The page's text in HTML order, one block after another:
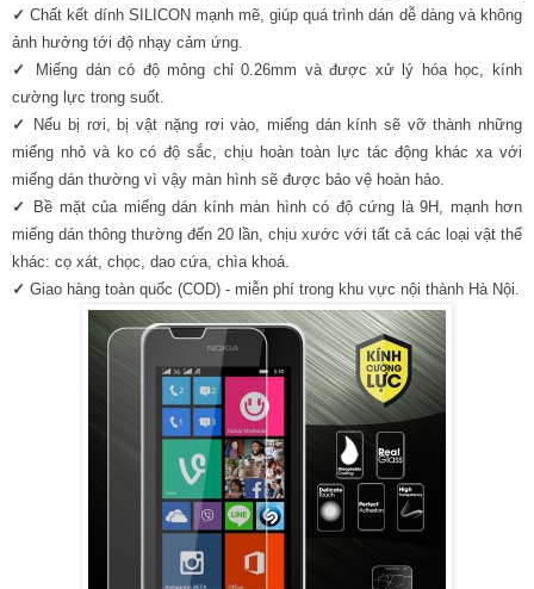
✓Chất kết dính SILICON mạnh mẽ, giúp quá trình dán dễ dàng và không
ảnh hưởng tới độ nhạy cảm ứng.
✓
Miếng dán có độ mỏng chỉ 0.26mm và được xử lý hóa học, kính
cường lực trong suốt.
✓
Nếu bị rơi, bị vật nặng rơi vào, miếng dán kính sẽ vỡ thành những
miếng nhỏ và ko có độ sắc, chịu hoàn toàn lực tác động khác xa với
miếng dán thường vì vậy màn hình sẽ được bảo vệ hoàn hảo.
✓
Bề mặt của miếng dán kính màn hình có độ cứng là 9H, mạnh hơn
miếng dán thông thường đến 20 lần, chịu xước với tất cả các loại vật thể
khác: cọ xát, chọc, dao cứa, chìa khoá.
✓ Giao hàng toàn quốc (COD) - miễn phí trong khu vực nội thành Hà Nội.